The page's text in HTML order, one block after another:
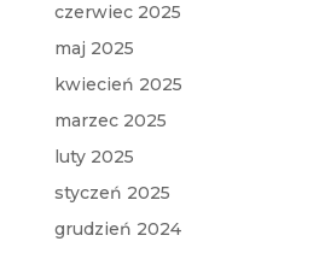
czerwiec 2025
maj 2025
kwiecień 2025
marzec 2025
luty 2025
styczeń 2025
grudzień 2024